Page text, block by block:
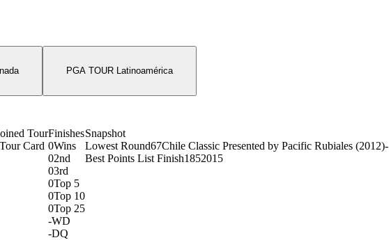
PGA TOUR Latinoamérica
Tour
Tour Card
Finishes
0Wins
02nd
03rd
0Top 5
0Top 10
0Top 25
-WD
-DQ
Snapshot
Lowest Round67Chile Classic Presented by Pacific Rubiales (2012)-
Best Points List Finish1852015